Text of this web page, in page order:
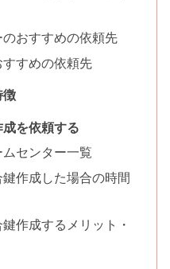
おすすめの依頼先
すめの依頼先
徴
を依頼する
センター一覧
作成した場合の時間
作成するメリット・